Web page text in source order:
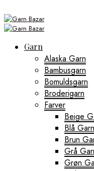
Garn
Alaska Garn
Bambusgarn
Bomuldsgarn
Broderigarn
Farver
Beige
Blå Garn
Brun
Grå
Grøn